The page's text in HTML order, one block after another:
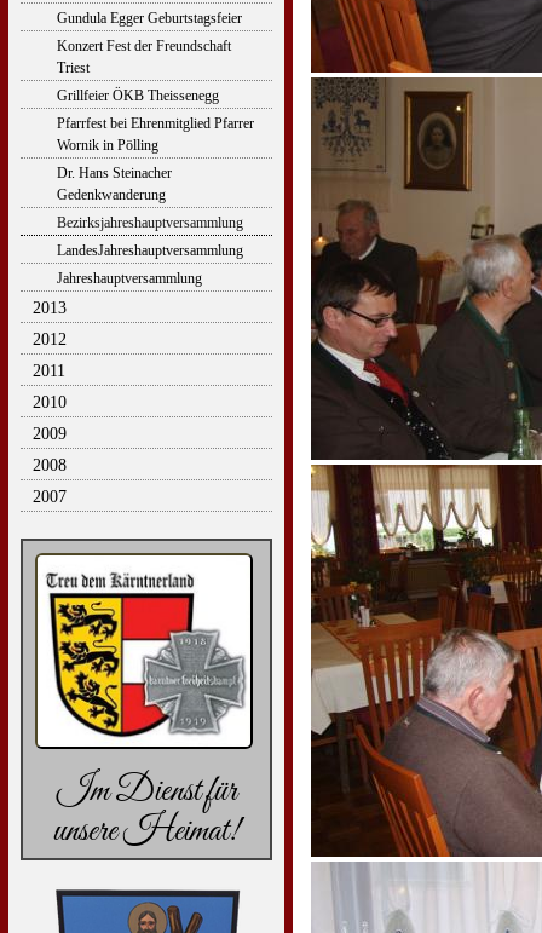
Gundula Egger Geburtstagsfeier
Konzert Fest der Freundschaft
Triest
Grillfeier ÖKB Theissenegg
Pfarrfest bei Ehrenmitglied Pfarrer
Wornik in Pölling
Dr. Hans Steinacher
Gedenkwanderung
Bezirksjahreshauptversammlung
LandesJahreshauptversammlung
Jahreshauptversammlung
2013
2012
2011
2010
2009
2008
2007
Im Dienst für
unsere Heimat!